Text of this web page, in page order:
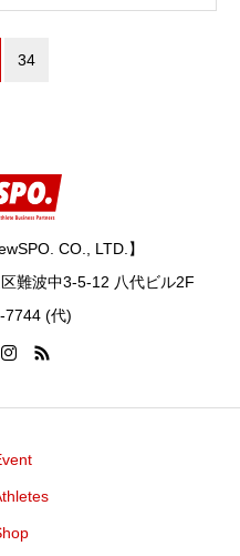
34
CO., LTD.】
難波中3-5-12 八代ビル2F
7744 (代)